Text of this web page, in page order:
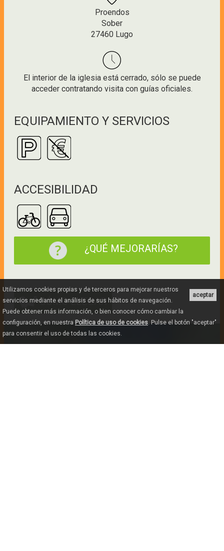
Proendos
Sober
27460 Lugo
El interior de la iglesia está cerrado, sólo se puede
acceder contratando visita con guías oficiales.
EQUIPAMIENTO Y SERVICIOS
ACCESIBILIDAD
¿QUÉ MEJORARÍAS?
CÓMO LLEGAR
aceptar
Utilizamos cookies propias y de terceros para mejorar nuestros
servicios mediante el análisis de sus hábitos de navegación.
Puede obtener más información, o bien conocer cómo cambiar la
configuración, en nuestra Política de uso de cookies. Pulse el botón "aceptar"
para consentir el uso de todas las cookies.